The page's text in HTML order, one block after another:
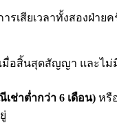
รเสียเวลาทั้งสองฝ่ายค
เมื่อสิ้นสุดสัญญา และไ
เช่าต่ำกว่า 6 เดือน) หรื